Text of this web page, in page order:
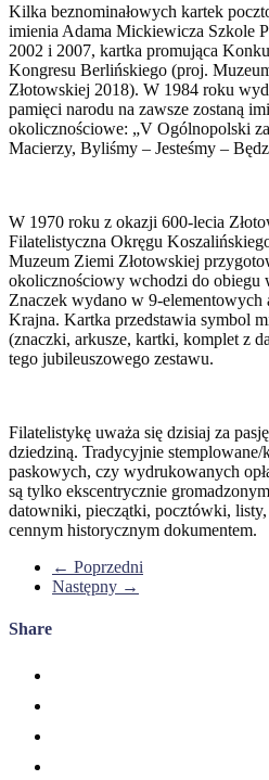
Kilka beznominałowych kartek
imienia Adama Mickiewicza Szkole
2002 i 2007, kartka promująca
Kongresu Berlińskiego (proj.
Złotowskiej 2018). W 1984 roku
pamięci narodu na zawsze zostaną
okolicznościowe: „V Ogólnopolski
Macierzy, Byliśmy – Jesteśmy –
W 1970 roku z okazji 600-lecia
Filatelistyczna Okręgu
Muzeum Ziemi Złotowskiej
okolicznościowy wchodzi do obiegu
Znaczek wydano w 9-
Krajna. Kartka przedstawia symbol
(znaczki, arkusze, kartki, komplet z
tego jubileuszowego zestawu.
Filatelistykę uważa się dzisiaj za
dziedziną. Tradycyjnie
paskowych, czy wydrukowanych
są tylko ekscentrycznie
datowniki, pieczątki, pocztówki, listy,
cennym historycznym dokumentem.
← Poprzedni
Następny →
Share